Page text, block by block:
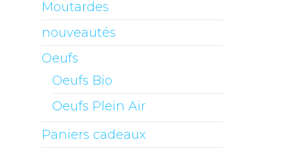
Moutardes
nouveautés
Oeufs
Oeufs Bio
Oeufs Plein Air
Paniers cadeaux